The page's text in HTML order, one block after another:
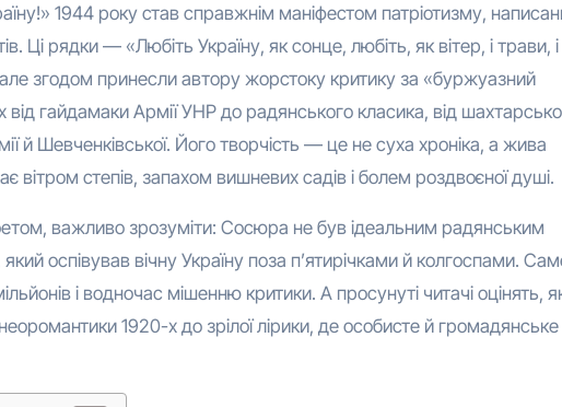
1944 року став справжнім маніфестом патріотизму,
Ці рядки — «Любіть Україну, як сонце, любіть, як вітер, і трави, і
згодом принесли автору жорстоку критику за «буржуазний
гайдамаки Армії УНР до радянського класика, від
й Шевченківської. Його творчість — це не суха хроніка, а жива
вітром степів, запахом вишневих садів і болем роздвоєної душі.
важливо зрозуміти: Сосюра не був ідеальним радянським
оспівував вічну Україну поза п’ятирічками й колгоспами.
і водночас мішенню критики. А просунуті читачі оцінять,
1920-х до зрілої лірики, де особисте й громадянське